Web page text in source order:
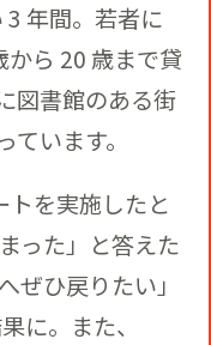
年間。若者に
から 20 歳まで貸
図書館のある街
います。
トを実施したと
った」と答えた
ぜひ戻りたい」
に。また、